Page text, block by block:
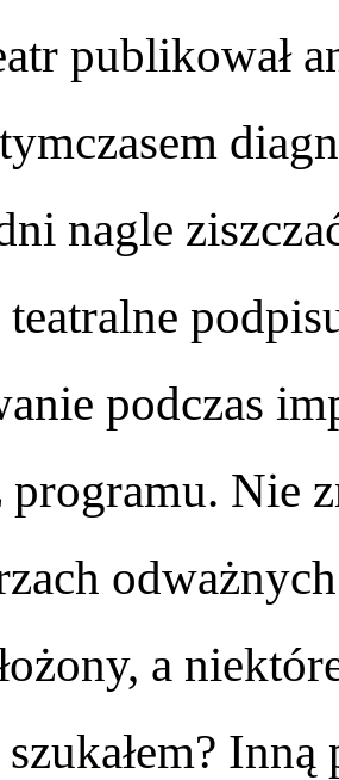
publikował
nagle
podczas
Nie
a